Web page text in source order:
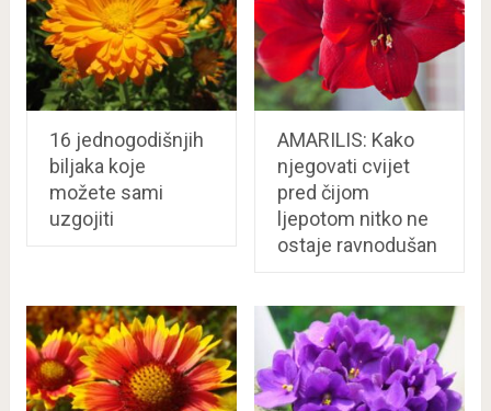
16 jednogodišnjih
biljaka koje
možete sami
uzgojiti
AMARILIS: Kako
njegovati cvijet
pred čijom
ljepotom nitko ne
ostaje ravnodušan